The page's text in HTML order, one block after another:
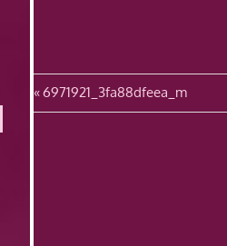
Vorheriger
Beitrag:
6971921_3fa88dfeea_m